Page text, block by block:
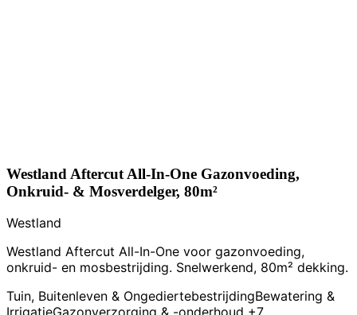
Westland Aftercut All-In-One Gazonvoeding,
Onkruid- & Mosverdelger, 80m²
Westland
Westland Aftercut All-In-One voor gazonvoeding,
onkruid- en mosbestrijding. Snelwerkend, 80m² dekking.
Tuin, Buitenleven & OngediertebestrijdingBewatering &